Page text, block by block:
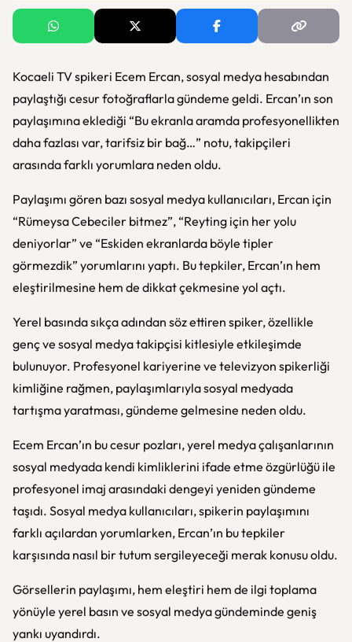
Kocaeli TV spikeri Ecem Ercan, sosyal medya hesabından
paylaştığı cesur fotoğraflarla gündeme geldi. Ercan’ın son
paylaşımına eklediği “Bu ekranla aramda profesyonellikten
daha fazlası var, tarifsiz bir bağ…” notu, takipçileri
arasında farklı yorumlara neden oldu.
Paylaşımı gören bazı sosyal medya kullanıcıları, Ercan için
“Rümeysa Cebeciler bitmez”, “Reyting için her yolu
deniyorlar” ve “Eskiden ekranlarda böyle tipler
görmezdik” yorumlarını yaptı. Bu tepkiler, Ercan’ın hem
eleştirilmesine hem de dikkat çekmesine yol açtı.
Yerel basında sıkça adından söz ettiren spiker, özellikle
genç ve sosyal medya takipçisi kitlesiyle etkileşimde
bulunuyor. Profesyonel kariyerine ve televizyon spikerliği
kimliğine rağmen, paylaşımlarıyla sosyal medyada
tartışma yaratması, gündeme gelmesine neden oldu.
Ecem Ercan’ın bu cesur pozları, yerel medya çalışanlarının
sosyal medyada kendi kimliklerini ifade etme özgürlüğü ile
profesyonel imaj arasındaki dengeyi yeniden gündeme
taşıdı. Sosyal medya kullanıcıları, spikerin paylaşımını
farklı açılardan yorumlarken, Ercan’ın bu tepkiler
karşısında nasıl bir tutum sergileyeceği merak konusu oldu.
Görsellerin paylaşımı, hem eleştiri hem de ilgi toplama
yönüyle yerel basın ve sosyal medya gündeminde geniş
yankı uyandırdı.